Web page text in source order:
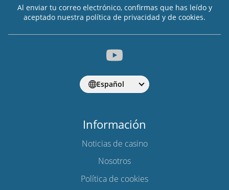
Al enviar tu correo electrónico, confirmas que has leído y
aceptado nuestra política de privacidad y de cookies.
Español
Información
Noticias de casino
Nosotros
Política de cookies